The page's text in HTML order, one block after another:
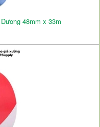
48mm x 33m